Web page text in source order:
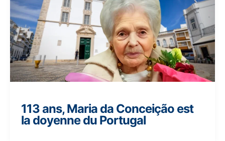
113 ans, Maria da Conceição est
la doyenne du Portugal